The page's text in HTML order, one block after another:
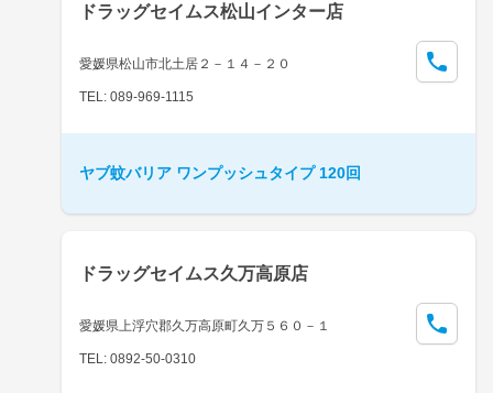
ドラッグセイムス松山インター店
愛媛県松山市北土居２－１４－２０
TEL: 089-969-1115
ヤブ蚊バリア ワンプッシュタイプ 120回
ドラッグセイムス久万高原店
愛媛県上浮穴郡久万高原町久万５６０－１
TEL: 0892-50-0310